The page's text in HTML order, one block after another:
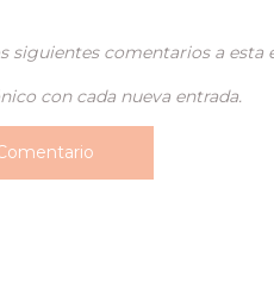
comentarios a esta
con cada nueva entrada.